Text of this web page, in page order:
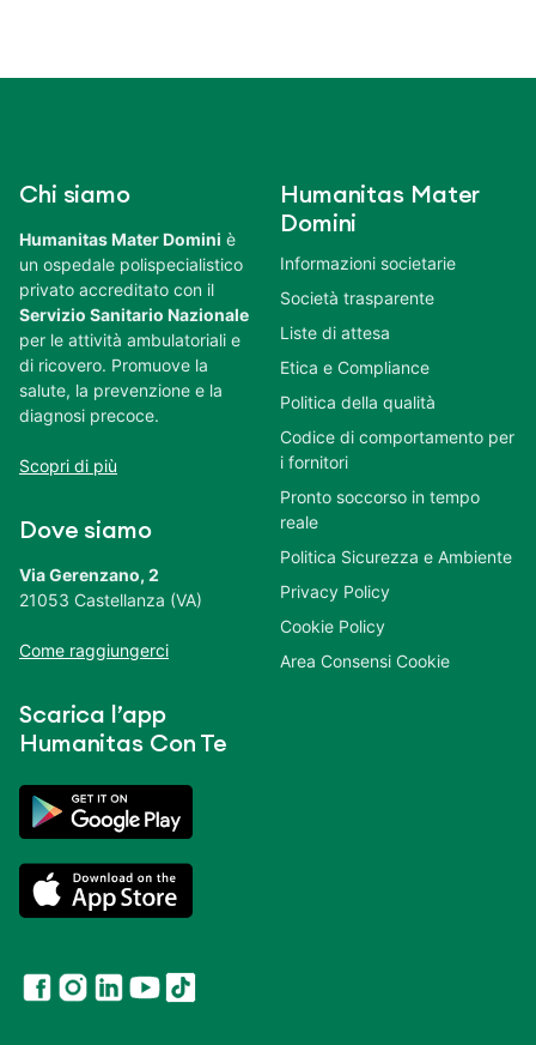
Chi siamo
Humanitas Mater Domini è
un ospedale polispecialistico
privato accreditato con il
Servizio Sanitario Nazionale
per le attività ambulatoriali e
di ricovero. Promuove la
salute, la prevenzione e la
diagnosi precoce.
Scopri di più
Dove siamo
Via Gerenzano, 2
21053 Castellanza (VA)
Come raggiungerci
Scarica l’app
Humanitas Con Te
Humanitas Mater
Domini
Informazioni societarie
Società trasparente
Liste di attesa
Etica e Compliance
Politica della qualità
Codice di comportamento per
i fornitori
Pronto soccorso in tempo
reale
Politica Sicurezza e Ambiente
Privacy Policy
Cookie Policy
Area Consensi Cookie